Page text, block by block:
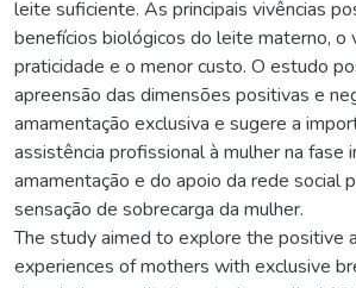
leite suficiente. As principais vivências
benefícios biológicos do leite materno, o
praticidade e o menor custo. O estudo
apreensão das dimensões positivas e
amamentação exclusiva e sugere a
assistência profissional à mulher na fase
amamentação e do apoio da rede social
sensação de sobrecarga da mulher.
The study aimed to explore the positive
experiences of mothers with exclusive